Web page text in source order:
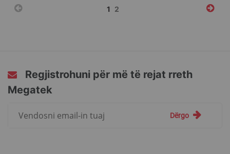
Faqja
You're
1 Faqja
2
Regjistrohuni për më të rejat rreth
Megatek
Dërgo